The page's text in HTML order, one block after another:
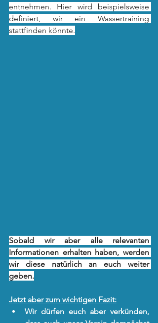
entnehmen. Hier wird beispielsweise
definiert, wir ein Wassertraining
stattfinden könnte.
Sobald wir aber alle relevanten
Informationen erhalten haben, werden
wir diese natürlich an euch weiter
geben.
Jetzt aber zum wichtigen Fazit:
Wir dürfen euch aber verkünden,